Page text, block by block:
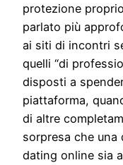
protezione
parlato più
ai siti di incontri
quelli “di
disposti a
piattaforma,
di altre
sorpresa che
dating online sia